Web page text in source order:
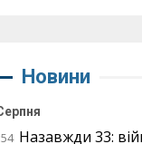
Новини
Назавжди 33: